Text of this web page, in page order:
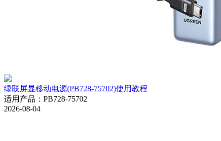
绿联屏显移动电源(PB728-75702)使用教程
适用产品 ： PB728-75702
2026-08-04